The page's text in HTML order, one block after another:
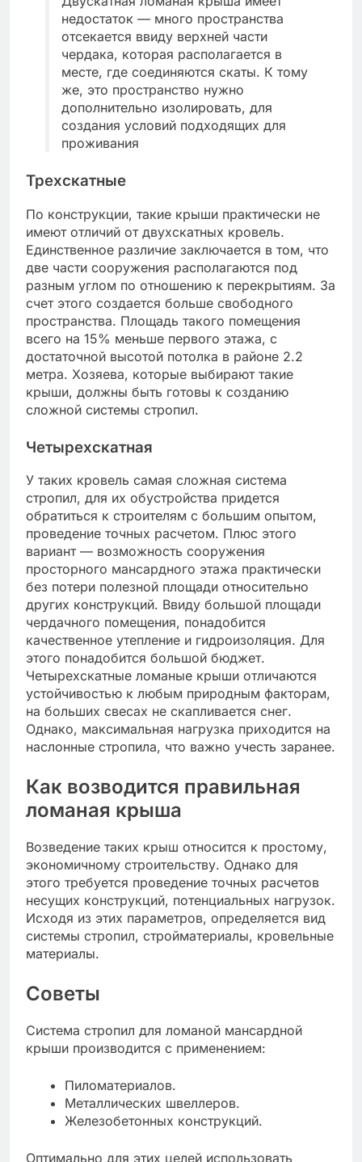
недостаток — много пространства
отсекается ввиду верхней части
чердака, которая располагается в
месте, где соединяются скаты. К тому
же, это пространство нужно
дополнительно изолировать, для
создания условий подходящих для
проживания
Трехскатные
По конструкции, такие крыши практически не
имеют отличий от двухскатных кровель.
Единственное различие заключается в том, что
две части сооружения располагаются под
разным углом по отношению к перекрытиям. За
счет этого создается больше свободного
пространства. Площадь такого помещения
всего на 15% меньше первого этажа, с
достаточной высотой потолка в районе 2.2
метра. Хозяева, которые выбирают такие
крыши, должны быть готовы к созданию
сложной системы стропил.
Четырехскатная
У таких кровель самая сложная система
стропил, для их обустройства придется
обратиться к строителям с большим опытом,
проведение точных расчетом. Плюс этого
вариант — возможность сооружения
просторного мансардного этажа практически
без потери полезной площади относительно
других конструкций. Ввиду большой площади
чердачного помещения, понадобится
качественное утепление и гидроизоляция. Для
этого понадобится большой бюджет.
Четырехскатные ломаные крыши отличаются
устойчивостью к любым природным факторам,
на больших свесах не скапливается снег.
Однако, максимальная нагрузка приходится на
наслонные стропила, что важно учесть заранее.
Как возводится правильная
ломаная крыша
Возведение таких крыш относится к простому,
экономичному строительству. Однако для
этого требуется проведение точных расчетов
несущих конструкций, потенциальных нагрузок.
Исходя из этих параметров, определяется вид
системы стропил, стройматериалы, кровельные
материалы.
Советы
Система стропил для ломаной мансардной
крыши производится с применением:
Пиломатериалов.
Металлических швеллеров.
Железобетонных конструкций.
Оптимально для этих целей использовать